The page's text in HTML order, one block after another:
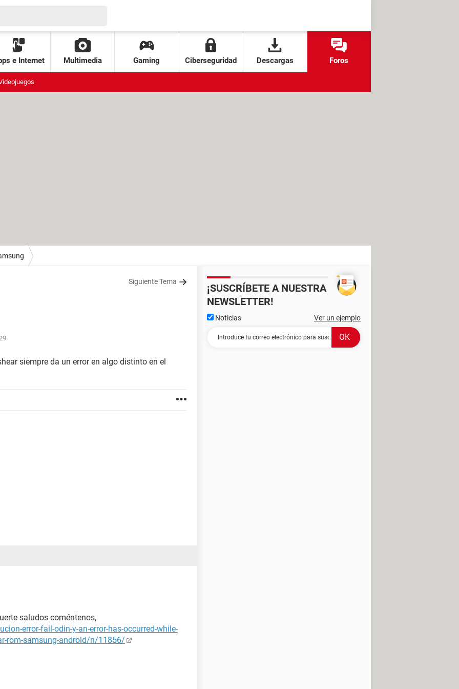
e Internet Multimedia Gaming Ciberseguridad Descargas Foros
Siguiente Tema
siempre da un error en algo distinto en el
saludos coméntenos,
error-fail-odin-y-an-error-has-occurred-while-
rom-samsung-android/n/11856/
¡SUSCRÍBETE A NUESTRA
NEWSLETTER!
Noticias Ver un ejemplo